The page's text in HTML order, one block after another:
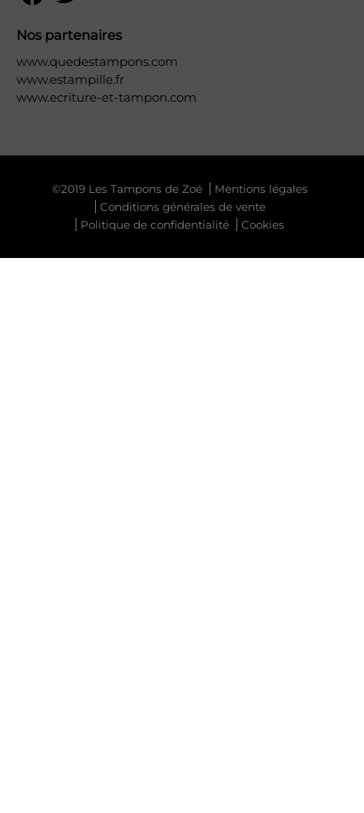
Nos partenaires
www.quedestampons.com
www.estampille.fr
www.ecriture-et-tampon.com
©2019 Les Tampons de Zoé
Mentions légales
Conditions générales de vente
Politique de confidentialité
Cookies